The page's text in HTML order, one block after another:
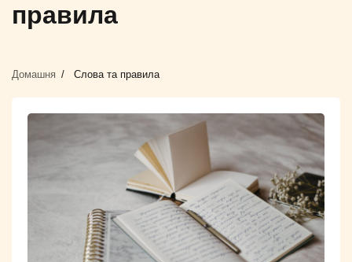
правила
Домашня Слова та правила